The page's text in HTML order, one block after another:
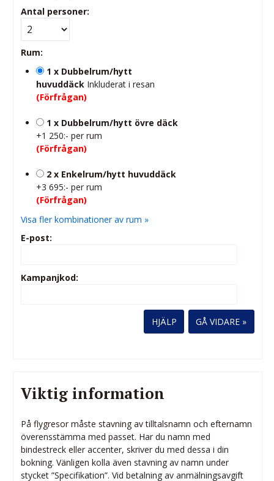
Antal personer:
Rum:
1 x Dubbelrum/hytt
huvuddäck Inkluderat i resan
(Förfrågan)
1 x Dubbelrum/hytt övre däck
+1 250:- per rum
(Förfrågan)
2 x Enkelrum/hytt huvuddäck
+3 695:- per rum
(Förfrågan)
Visa fler kombinationer av rum »
E-post:
Kampanjkod:
HJÄLP
Viktig information
På flygresor måste stavning av tilltalsnamn och efternamn
överensstämma med passet. Har du namn med
bindestreck eller accenter, skriver du med dessa i din
bokning. Vänligen kolla även stavning av namn under
stycket ”Specifikation”. Vid betalning av anmälningsavgift